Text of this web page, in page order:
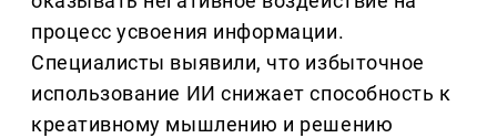
процесс усвоения информации.
Специалисты выявили, что избыточное
использование ИИ снижает способность к
креативному мышлению и решению